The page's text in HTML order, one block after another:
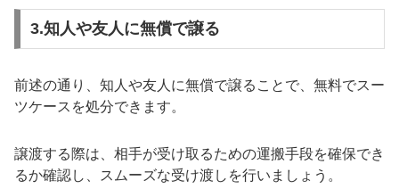
3.知人や友人に無償で譲る
前述の通り、知人や友人に無償で譲ることで、無料でスー
ツケースを処分できます。
譲渡する際は、相手が受け取るための運搬手段を確保でき
るか確認し、スムーズな受け渡しを行いましょう。